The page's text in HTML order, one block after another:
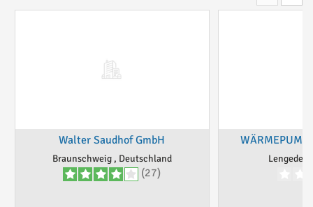
Walter Saudhof GmbH
Braunschweig , Deutschland
(27)
Lengede,